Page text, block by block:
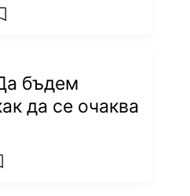
add favorites
бъдем
да се очаква
favorites